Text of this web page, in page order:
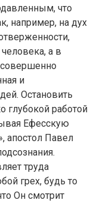
что
например, на дух
а в
совершенно
и
Остановить
работой
Ефесскую
апостол Павел
труда
грех, будь то
Он смотрит